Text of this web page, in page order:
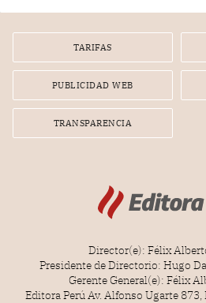
por la frustrada realización de un
TARIFAS
PUBLICIDAD WEB
TRANSPARENCIA
Director(e): Félix
Presidente de Directorio: Hugo
Gerente General(e): Félix
Editora Perú Av. Alfonso Ugarte